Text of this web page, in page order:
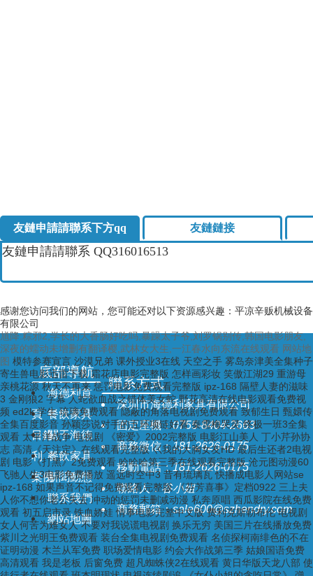
友鏈申請請聯系下方qq 友鏈鏈接
友鏈申請請聯系 QQ316016513
底部導航
海德利首
頁 餐飲家具
目錄關于海德
利 餐飲家具
案例新聞動態
聯系我們
網站地圖
聯系方式
深圳市海德利家具有限公司
固定座機：0755-8404-2663
商務微信：181-2626-0175
移動電話：181-2626-0175
聯絡人：谷小姐
商務郵箱：sale600@szhendry.com
感谢您访问我们的网站，您可能还对以下资源感兴趣：平凉辛贩机械设备
有限公司
馗降:粽邪2,学长的大香肠好吃吗,暴躁太子爷,刘罗锅别传,韩国电影朋友,
深夜的蠕动未增删有翻译樱,武林女大生,一江春水向东流在线观看 网站地
图 模特参赛宣言 沙漠兄弟 课外授业3在线 天空之手 雾岛奈津美全集种子
寄生兽电影迅雷下载 霜花店电影完整版 怎样画彩妆 笑傲江湖29 重游母
亲桃花源 秋天不再来 惩罚电影免费观看完整版 ipz-168 隔壁人妻的滋味
3 金刚狼2 字幕 人蛇欲血战之错体美女蛇 野花高清在线电影观看免费视
频 ed2k 学生 琉璃免费观看 隐蔽的角落电视剧免费观看 致郁生日 甄嬛传
全集百度影音 孙颖莎说对手的五环项链好看 秦雪梅哭灵 终极一班3全集
观看 太平洋战争 电视剧 《密爱》2002完整版 电影江山美人 丁小芹孙协
志 高清《天注定》在线观看完整版 巜我的大胸女友HD 最后生还者2电视
剧 电影《打黑》2免费观看 哈哈哈第三季在线观看完整版 沧元图动漫60
飞驰人生3电影免费播放 遥远时空中3 昔有琉璃瓦 快播成电影人网站se
ipz-168 如果声音不记得免费观看完整版 《芬芳喜事》定档0922 三上夫
人你不想你老公失去 冲动的惩罚未删减动漫 私奔原唱 西瓜影院在线免费
观看 初五启市录 铁血娇娃 情事电影完整中文版 费利克斯勒布伦 电视剧
女人何苦为难女人 不要对我说谎电视剧 换乐无穷 美国三片在线播放免费
紫川之光明王免费观看 装台全集电视剧免费观看 名侦探柯南绯色的不在
证明动漫 木兰从军免费 职场爱情电影 约会大作战第三季 姑娘国语免费
高清观看 我是老板 后窗免费 超凡蜘蛛侠2在线观看 黄日华版天龙八部 使